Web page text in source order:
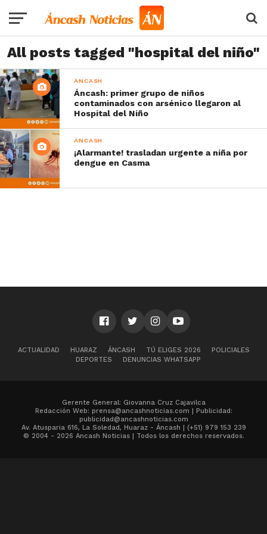
All posts tagged "hospital del niño"
ÁNCASH
Áncash: primer grupo de niños
contaminados con arsénico llegaron al
Hospital del Niño
ÁNCASH
¡Alarmante! trasladan urgente a niña por
dengue en Casma
ACTUALIDAD HUARAZ ÁNCASH TÚ ELIGES 2026
POLICIALES
DEPORTES
DENUNCIAS WHATSAPP
Gerente General: Giovanna Cruz Cajavilca
Redacción Web: prensa@ancashnoticias.com | Publicidad:
publicidad@ancashnoticias.com
Av. Atusparia 616, La Soledad, Huaraz - Áncash | (+51) 979 153 239
© 2004 - 2026 Ancash Noticias | Todos los derechos reservados.